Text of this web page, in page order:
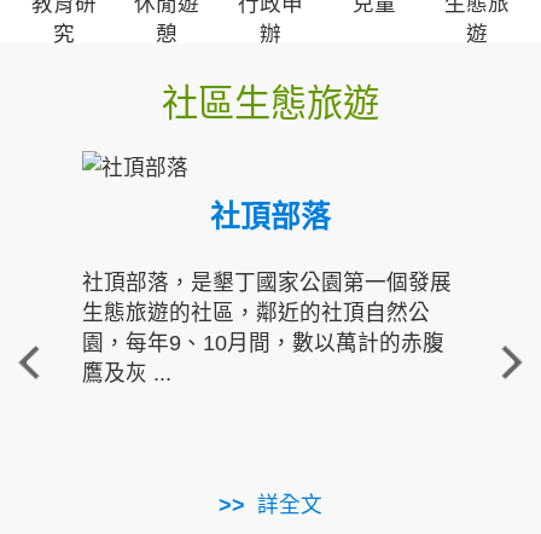
究
憩
辦
遊
社區生態旅遊
社頂部落
社頂部落，是墾丁國家公園第一個發展
生態旅遊的社區，鄰近的社頂自然公
園，每年9、10月間，數以萬計的赤腹
鷹及灰 ...
詳全文
重
走進